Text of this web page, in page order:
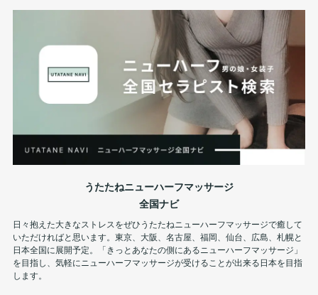
うたたねニューハーフマッサージ
全国ナビ
日々抱えた大きなストレスをぜひうたたねニューハーフマッサージで癒して
いただければと思います。東京、大阪、名古屋、福岡、仙台、広島、札幌と
日本全国に展開予定。「きっとあなたの側にあるニューハーフマッサージ」
を目指し、気軽にニューハーフマッサージが受けることが出来る日本を目指
します。